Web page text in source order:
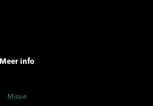
Meer info
Missie